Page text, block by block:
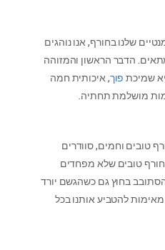
שלנו בחורף, אנו נוהגים
הדבר הראשון והמזוהה
שמיכת פוך, איכותית חמה
מושלמת תחתיה.
טובים וחמים, סוודרים
חורף טובים שלא מפחדים
בחוץ גם כשהגשם יורד
להטביע אותנו בכל